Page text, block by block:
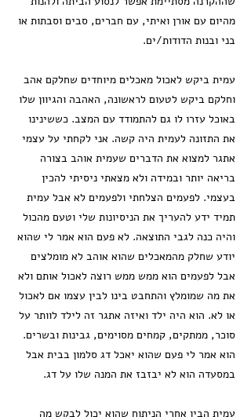
מהיום עם אורן ואיתי, עם חברים, סבים וסבתות או
בני ובנות הדודות/ים.
עמית ביקש לאכול מאכלים מיוחדים שחלקם אהב
וחלקם ביקש לטעום לראשונה, האהבה והגיוון שלו
באוכל עזרו לו גם להתמודד עם המצב. כששינינו
את התזונה לעמית היה קשה. אני לקחתי על עצמי
אתגר למצוא את הדברים שעמית אוהב בצורה
בריאה יותר ובמידה ולא מצאתי ניסיתי להכין
בעצמי. לפעמים הצלחתי ולפעמים לא אבל עמית
תמיד ידע להעריך את הניסיונות שלי וטעם מהכול
והיה כנה לגבי התוצאה. לא פעם הוא אמר לי שהוא
יודע שחלק מהמאכלים שהוא אוהב לא מומלצים
אבל לפעמים הוא ממש ממש רוצה לאכול אותם ולא
את מה שמומלץ והתחבט בינו לבין עצמו אם לאכול
או לא. הוא היה ילד ואיזה אתגר זה לילד לוותר על
סוכר, ממתקים, קמחים מסוימים, גבינות ובשרים.
הוא אמר לי פעם שהוא יאכל דג סלמון בבית אבל
במסעדה הוא לא יבזבז את המנה שלו על דג.
עמית הבין אחרי הניתוח שהוא יכול לבקש מה